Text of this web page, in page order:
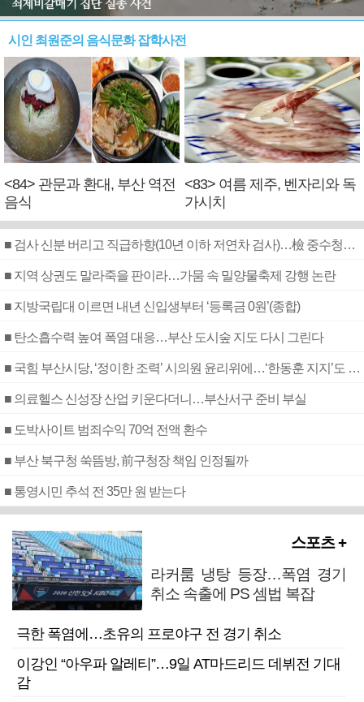
시인 최원준의 음식문화 잡학사전
<84> 관문과 환대, 부산 역전
음식
<83> 여름 제주, 벤자리와 독
가시치
■ 검사 신분 버리고 직급하향(10년 이하 저연차 검사)…檢 중수청행 기피
■ 지역 상권도 말라죽을 판이라…가뭄 속 밀양물축제 강행 논란
■ 지방국립대 이르면 내년 신입생부터 ‘등록금 0원’(종합)
■ 탄소흡수력 높여 폭염 대응…부산 도시숲 지도 다시 그린다
■ 국힘 부산시당, ‘정이한 조력’ 시의원 윤리위에…‘한동훈 지지’도 신고접수
■ 의료헬스 신성장 산업 키운다더니…부산서구 준비 부실
■ 도박사이트 범죄수익 70억 전액 환수
■ 부산 북구청 쑥뜸방, 前구청장 책임 인정될까
■ 통영시민 추석 전 35만 원 받는다
스포츠 +
라커룸 냉탕 등장…폭염 경기
취소 속출에 PS 셈법 복잡
극한 폭염에…초유의 프로야구 전 경기 취소
이강인 “아우파 알레티”…9일 AT마드리드 데뷔전 기대
감